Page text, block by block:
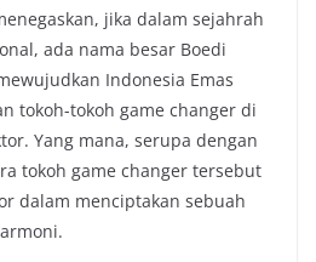
jika dalam sejahrah
ada nama besar Boedi
Indonesia Emas
tokoh-tokoh game changer di
Yang mana, serupa dengan
tokoh game changer tersebut
dalam menciptakan sebuah